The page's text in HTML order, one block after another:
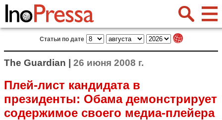
Статьи по дате
The Guardian | 26 июня 2008 г.
Плей-лист кандидата в
президенты: Обама демонстрирует
содержимое своего медиа-плейера